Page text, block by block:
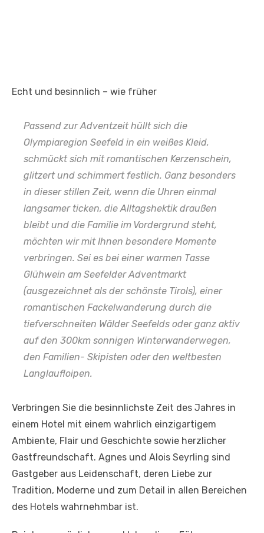
Echt und besinnlich – wie früher
Passend zur Adventzeit hüllt sich die
Olympiaregion Seefeld in ein weißes Kleid,
schmückt sich mit romantischen Kerzenschein,
glitzert und schimmert festlich. Ganz besonders
in dieser stillen Zeit, wenn die Uhren einmal
langsamer ticken, die Alltagshektik draußen
bleibt und die Familie im Vordergrund steht,
möchten wir mit Ihnen besondere Momente
verbringen. Sei es bei einer warmen Tasse
Glühwein am Seefelder Adventmarkt
(ausgezeichnet als der schönste Tirols), einer
romantischen Fackelwanderung durch die
tiefverschneiten Wälder Seefelds oder ganz aktiv
auf den 300km sonnigen Winterwanderwegen,
den Familien- Skipisten oder den weltbesten
Langlaufloipen.
Verbringen Sie die besinnlichste Zeit des Jahres in
einem Hotel mit einem wahrlich einzigartigem
Ambiente, Flair und Geschichte sowie herzlicher
Gastfreundschaft. Agnes und Alois Seyrling sind
Gastgeber aus Leidenschaft, deren Liebe zur
Tradition, Moderne und zum Detail in allen Bereichen
des Hotels wahrnehmbar ist.